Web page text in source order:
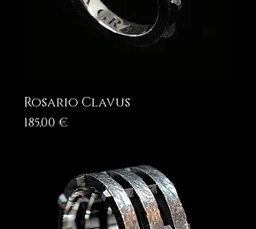
Rosario Clavus
Prezzo
185,00 €